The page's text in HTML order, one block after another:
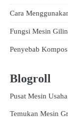
Cara
Fungsi Mesin
Penyebab
Blogroll
Pusat Mesin
Temukan Mesin